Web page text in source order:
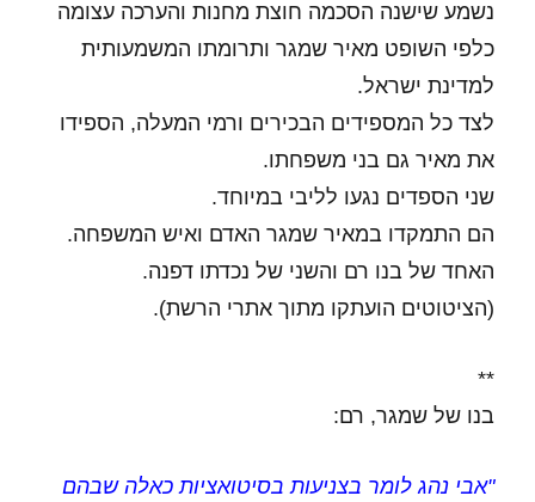
נשמע שישנה הסכמה חוצת מחנות והערכה עצומה
כלפי השופט מאיר שמגר ותרומתו המשמעותית
למדינת ישראל.
לצד כל המספידים הבכירים ורמי המעלה, הספידו
את מאיר גם בני משפחתו.
שני הספדים נגעו לליבי במיוחד.
הם התמקדו במאיר שמגר האדם ואיש המשפחה.
האחד של בנו רם והשני של נכדתו דפנה.
(הציטוטים הועתקו מתוך אתרי הרשת).
**
בנו של שמגר, רם:
"אבי נהג לומר בצניעות בסיטואציות כאלה שבהם